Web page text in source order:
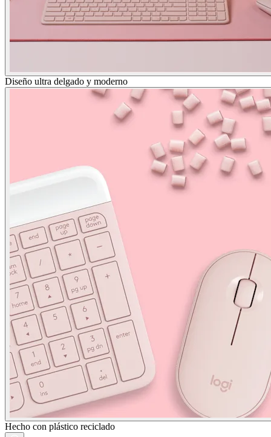
Diseño ultra delgado y moderno
Hecho con plástico reciclado